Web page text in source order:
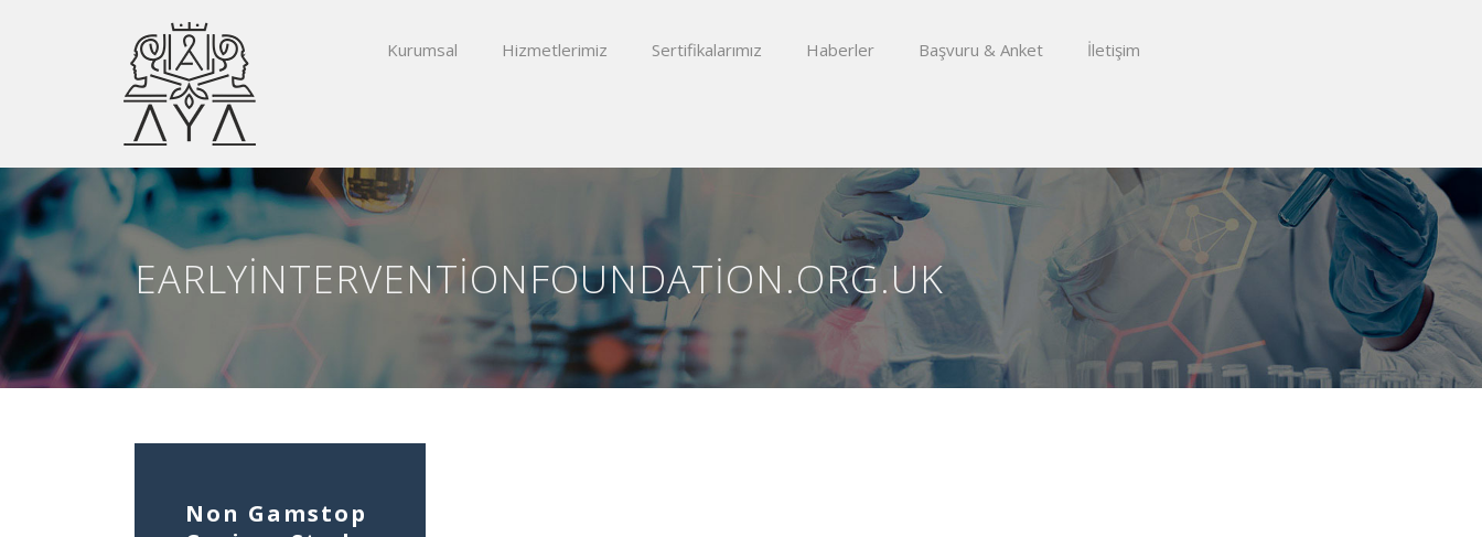
Kurumsal Hizmetlerimiz Sertifikalarımız Haberler Başvuru & Anket İletişim
EARLYINTERVENTIONFOUNDATION.ORG.UK
Non Gamstop